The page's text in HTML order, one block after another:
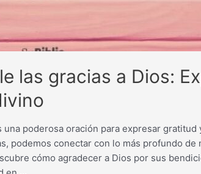
las gracias a Dios:
poderosa oración para expresar gratitud
podemos conectar con lo más profundo
cómo agradecer a Dios por sus